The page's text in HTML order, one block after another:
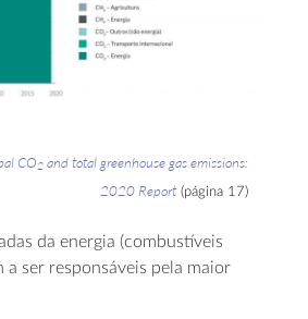
CO2 and total greenhouse gas emissions:
2020 Report(página 17)
da energia (combustíveis
a ser responsáveis pela maior